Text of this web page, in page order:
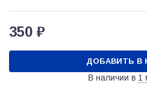
350 ₽
ДОБАВИТЬ В
В наличии в 1